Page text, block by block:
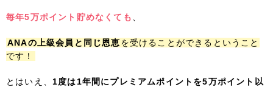
毎年5万ポイント貯めなくても
ANAの上級会員と同じ恩恵を受けることができるということ
です！
とはいえ、 1度は1年間にプレミアムポイントを5万ポイント以